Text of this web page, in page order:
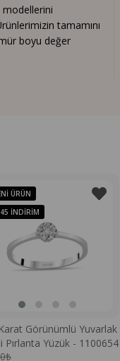
modellerini
tamamını
boyu değer
Görünümlü Yuvarlak
Pırlanta Yüzük - 1100654
ÜRÜN
İNDIRIM